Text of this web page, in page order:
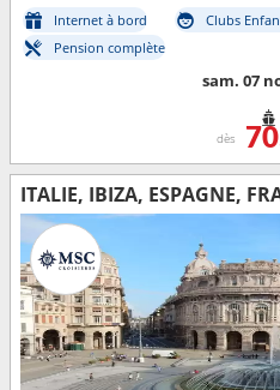
Internet à bord Clubs
Pension complète
sam. 07
dès
ITALIE, IBIZA, ESPAGNE,